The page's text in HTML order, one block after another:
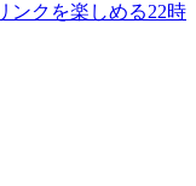
ンクを楽しめる22時